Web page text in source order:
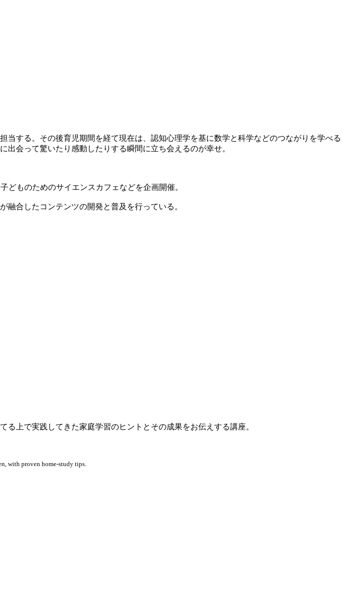
する。その後育児期間を経て現在は、認知心理学を基に数学と科学などのつながりを学べる
出会って驚いたり感動したりする瞬間に立ち会えるのが幸せ。
どものためのサイエンスカフェなどを企画開催。
合したコンテンツの開発と普及を行っている。
る上で実践してきた家庭学習のヒントとその成果をお伝えする講座。
with proven home-study tips.